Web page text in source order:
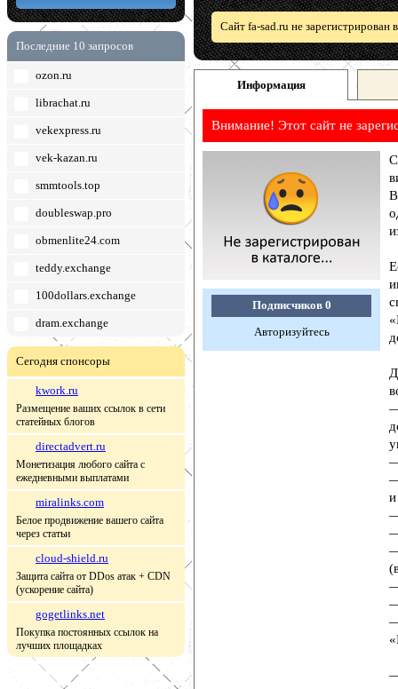
Последние 10 запросов
ozon.ru
librachat.ru
vekexpress.ru
vek-kazan.ru
smmtools.top
doubleswap.pro
obmenlite24.com
teddy.exchange
100dollars.exchange
dram.exchange
Сегодня спонсоры
kwork.ru
Размещение ваших ссылок в сети
статейных блогов
directadvert.ru
Монетизация любого сайта с
ежедневными выплатами
miralinks.com
Белое продвижение вашего сайта
через статьи
cloud-shield.ru
Защита сайта от DDos атак + CDN
(ускорение сайта)
gogetlinks.net
Покупка постоянных ссылок на
лучших площадках
Сайт fa-sad.ru не зарегистрирован
Информация
Внимание! Этот сайт не
Подписчиков 0
Авторизуйтесь